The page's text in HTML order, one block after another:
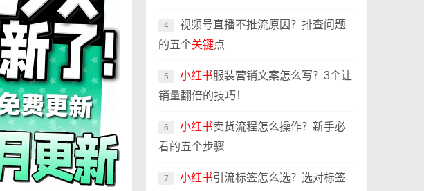
4
视频号直播不推流原因？排查问题
的五个关键点
5 小红书服装营销文案怎么写？3个让
销量翻倍的技巧！
6 小红书卖货流程怎么操作？新手必
看的五个步骤
7 小红书引流标签怎么选？选对标签